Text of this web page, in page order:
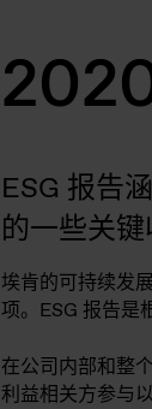
ESG 报告
的一些关键
埃肯的可持续发
项。ESG 报告是
在公司内部和整
利益相关方参与